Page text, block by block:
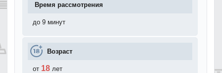
Время рассмотрения
до 9 минут
Возраст
от 18 лет